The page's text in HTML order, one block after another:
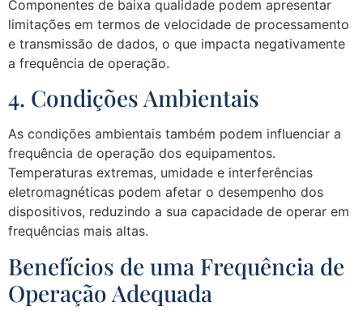
Componentes de baixa qualidade podem apresentar
limitações em termos de velocidade de processamento
e transmissão de dados, o que impacta negativamente
a frequência de operação.
4. Condições Ambientais
As condições ambientais também podem influenciar a
frequência de operação dos equipamentos.
Temperaturas extremas, umidade e interferências
eletromagnéticas podem afetar o desempenho dos
dispositivos, reduzindo a sua capacidade de operar em
frequências mais altas.
Benefícios de uma Frequência de
Operação Adequada